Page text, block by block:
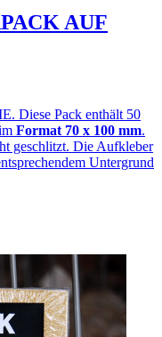
AUF
Diese Pack enthält 50
Format 70 x 100 mm.
geschlitzt. Die Aufkleber
Untergrund